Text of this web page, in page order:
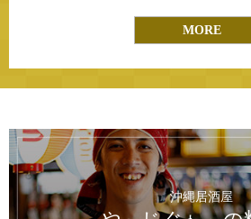
MORE
沖縄居酒屋